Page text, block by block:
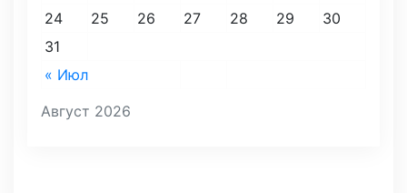
Август 2026
« Июл
24
25 26 27 28 29
30
31